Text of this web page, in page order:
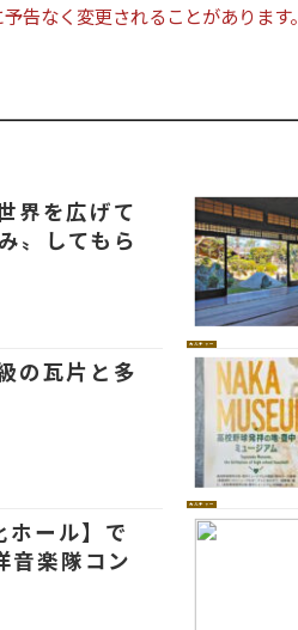
告なく変更されることがあります。
界を広げて
〟してもら
カルチャー
の瓦片と多
カルチャー
ール】で
音楽隊コン